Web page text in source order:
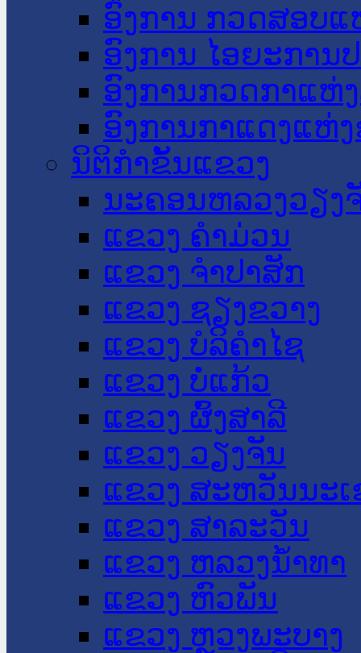
ອົງການ ກວດສອບແ
ອົງການ ໄອຍະການ
ອົງການກວດກາແຫ່
ອົງການກາແດງແຫ່
ນິຕິກໍາຂັ້ນແຂວງ
ນະ​ຄອນ​ຫລວງວຽງ
ແຂວງ ຄໍາມ່ວນ
ແຂວງ ຈໍາປາສັກ
ແຂວງ ຊຽງຂວາງ
ແຂວງ ບໍລິຄໍາໄຊ
ແຂວງ ບໍ່ແກ້ວ
ແຂວງ ຜົ້ງສາລີ
ແຂວງ ວຽງຈັນ
ແຂວງ ສະຫວັນນະ
ແຂວງ ສາລະວັນ
ແຂວງ ຫລວງນໍ້າທາ
ແຂວງ ຫົວພັນ
ແຂວງ ຫຼວງພະບາງ